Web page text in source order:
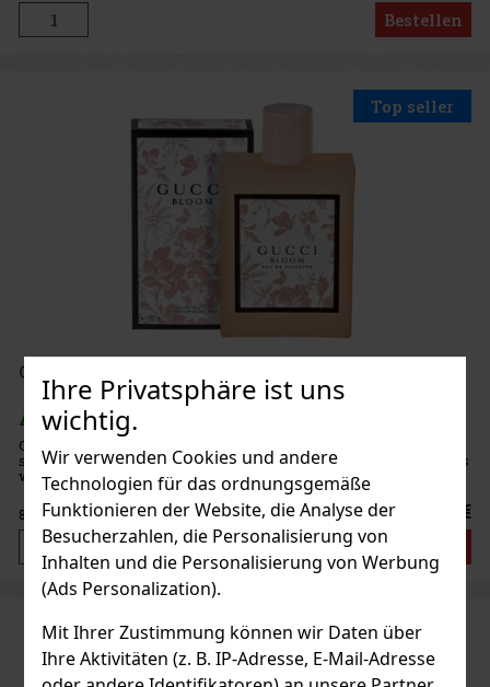
Ihre Privatsphäre ist uns
wichtig.
Wir verwenden Cookies und andere
Technologien für das ordnungsgemäße
Funktionieren der Website, die Analyse der
Besucherzahlen, die Personalisierung von
Inhalten und die Personalisierung von Werbung
(Ads Personalization).
Mit Ihrer Zustimmung können wir Daten über
Ihre Aktivitäten (z. B. IP-Adresse, E-Mail-Adresse
Bestellen
Top seller
Gucci Bloom EdT 100 ml
AUF LAGER(> 5 st)
Gucci Bloom Eau de Toilette ist eine leichtere, luftigere und noch
strahlendere Interpretation des ikonischen Blumendufts Bloom. Es
wurde entwickelt, um Frauen sanft zu ermutigen, sie selbst zu sein
– authentisch, natürlich und mit Leichtigkeit. Die
83.22€ ohne VAT 100.70 €
Bestellen